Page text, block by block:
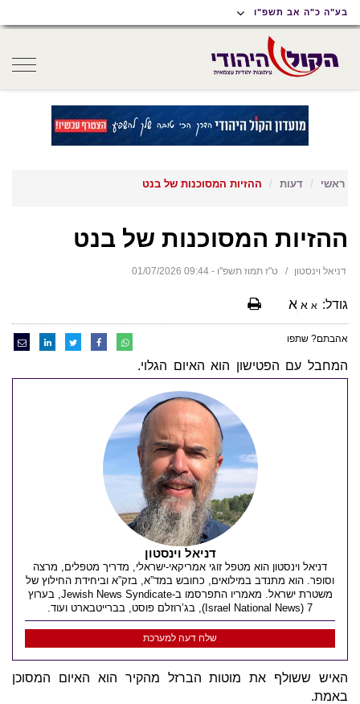
תפריט
נגישות
תפריט
ראשי
תוכן
ראשי
בע"ה כ"ה אב תשפ"ו
ראשי דעות ההזיות המסוכנות של בנט
ההזיות המסוכנות של בנט
דניאל וינסטון ט"ז תמוז תשפ"ו - 09:44 01/07/2026
גודל: א א א
אהבתם? שתפו
דניאל וינסטון
דניאל וינסטון הוא מטפל זוגי אמריקאי-ישראלי, מדריך מטפלים, מרצה
וסופר. הוא מתנדב במילואים, כחובש במד”א, בזק”א וביחידת החילוץ של
משטרת ישראל. מאמריו התפרסמו ב-Jewish News Syndicate, בערוץ
7 (Israel National News), בג’רוזלם פוסט, בברייטבארט ועוד.
שלח דעה למערכת
המחבל עם הפטישון הוא האיום הגלוי.
האיש ששולף את מוטות הברזל מהקיר הוא האיום המסוכן
באמת.